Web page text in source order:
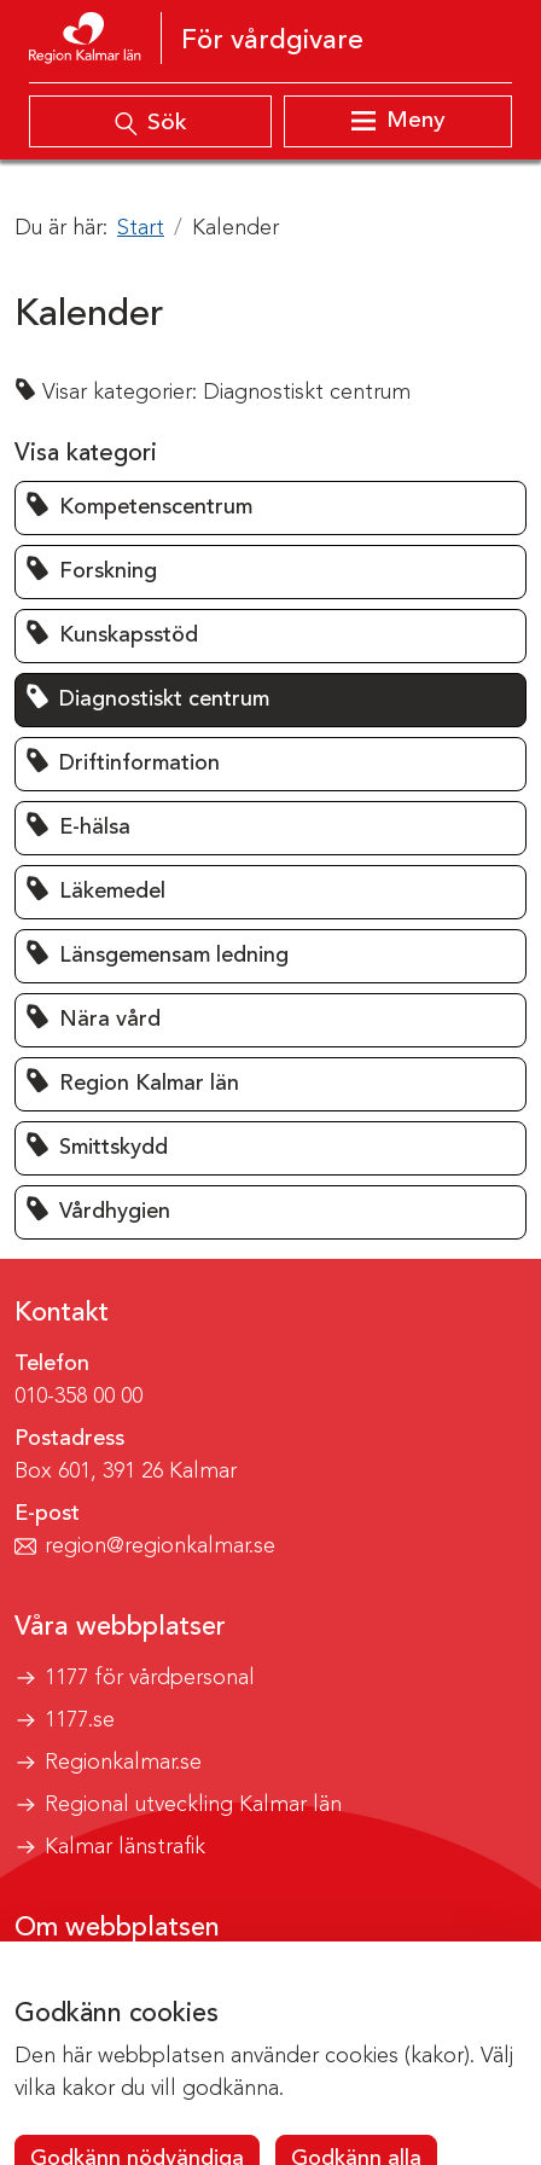
Godkänn cookies
Den här webbplatsen använder cookies (kakor). Välj
vilka kakor du vill godkänna.
Godkänn nödvändiga Godkänn alla
Hoppa till innehåll
För vårdgivare
Sök Meny
Du är här: Start Kalender
Kalender
Visar kategorier: Diagnostiskt centrum
Visa kategori
Kompetenscentrum
Forskning
Kunskapsstöd
Diagnostiskt centrum
Driftinformation
E-hälsa
Läkemedel
Länsgemensam ledning
Nära vård
Region Kalmar län
Smittskydd
Vårdhygien
Kontakt
Telefon
010-358 00 00
Postadress
Box 601, 391 26 Kalmar
E-post
region@regionkalmar.se
Våra webbplatser
1177 för vårdpersonal
1177.se
Regionkalmar.se
Regional utveckling Kalmar län
Kalmar länstrafik
Om webbplatsen
Om cookies
Kontakta webbredaktionen